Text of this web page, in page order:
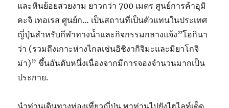
และหินย้อยสวยงาม ยาวกว่า 700 เมตร ศูนย์การค้าอุมิ
คะจิ เทอเรส ศูนย์ก… เป็นสถานที่เป็นตัวแทนในประเทศ
ญี่ปุ่นสำหรับกีฬาทางน้ำและกิจกรรมกลางแจ้ง”โอกินา
ว่า (รวมถึงเกาะห่างไกลเช่นอิชิงากิจิมะและมิยาโกจิ
ม่า)” ขึ้นอันดับหนึ่งเนื่องจากมีการจองจำนวนมากเป็น
ประกาย.